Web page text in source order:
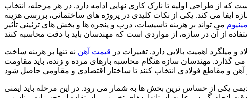
طراحی اولیه تا نازک کاری نهایی ادامه دارد. در هر مرحله، انتخاب
می کند. یکی از نکات کلیدی در پروژه های ساختمانی، بررسی هزینه
می تواند بر هزینه تاسیسات، درب و پنجره ها و بخش های تزئینی تأثیر
اهمیت بالایی دارد. تغییرات در قیمت آهن نه تنها بر هزینه ساخت
گذارد. مهندسان سازه هنگام محاسبه بارهای مرده و زنده، باید مقاومت
یکی از حساس ترین بخش ها به شمار می رود. در این مرحله باید ایمنی